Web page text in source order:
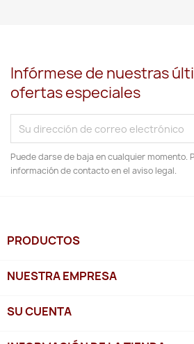
Infórmese de nuestras
ofertas especiales
Puede darse de baja en cualquier momento.
información de contacto en el aviso legal.
PRODUCTOS
NUESTRA EMPRESA
SU CUENTA